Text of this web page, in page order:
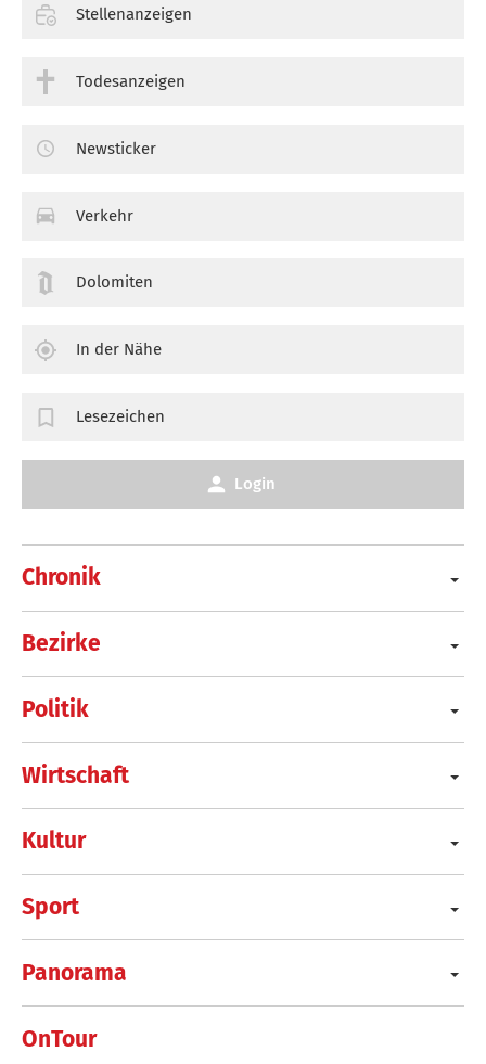
Chronik
Bezirke
Politik
Wirtschaft
Kultur
Sport
Panorama
OnTour
Stellenanzeigen
Todesanzeigen
Newsticker
Verkehr
Dolomiten
In der Nähe
Lesezeichen
Login